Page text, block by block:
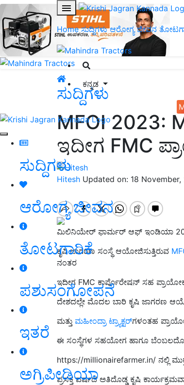
Home ಸುದ್ದಿಗಳು ಆರೋಗ್ಯ ಜೀವನ
ಕನ್ನಡ
ಸುದ್ದಿಗಳು
ಆರೋಗ್ಯ ಜೀವನ
ತೋಟಗಾರಿಕೆ
ಪಶುಸಂಗೋಪನೆ
ಇತರೆ
ಅಗ್ರಿಪೀಡಿಯಾ
ಸುದ್ದಿಗಳು
MFOI 2023:
ಇದೀಗ FMC
Hitesh Updated on: 18
ಮಿಲಿನಿಯೇರ್‌ ಫಾರ್ಮರ್‌ ಆಫ್‌ ಇಂಡಿಯಾ
ಕೃಷಿ ಜಾಗರಣ ಸಂಸ್ಥೆ ಆಯೋಜಿಸುತ್ತಿರುವ
ನಂತರ
ಇದೀಗ FMC ಕಾರ್ಪೊರೇಷನ್ ಸಹ
ದೇಶದಲ್ಲೇ ಮೊದಲ ಬಾರಿ ಕೃಷಿ ಜಾಗರಣ
ಮತ್ತು ಮಹೀಂದ್ರಾ ಟ್ರ್ಯಾಕ್ಟರ್‌ಗಳಂತಹ
ಈ ಸಂಸ್ಥೆಗಳ ಸಹಯೋಗ ಹಾಗೂ
https://millionairefarmer.in/ ನಲ್ಲಿ
ಪ್ರಸಕ್ತ ವರ್ಷದ ಅತಿದೊಡ್ಡ ಕೃಷಿ